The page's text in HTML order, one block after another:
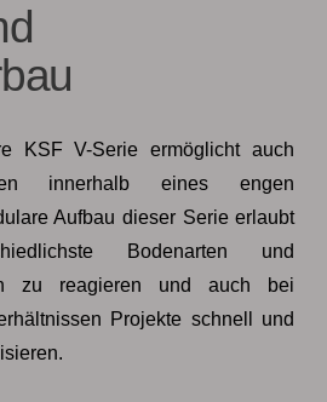
KSF V-Serie ermöglicht auch
innerhalb eines engen
Aufbau dieser Serie erlaubt
Bodenarten und
zu reagieren und auch bei
Projekte schnell und